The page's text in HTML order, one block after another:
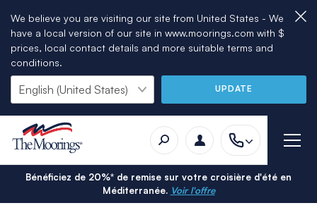
We believe you are visiting our site from United States - We
have a local version of our site in www.moorings.com with $
prices, local contact details and more suitable terms and
conditions.
UPDATE
Bénéficiez de 20%* de remise sur votre croisière d'été en
Méditerranée. Voir l'offre